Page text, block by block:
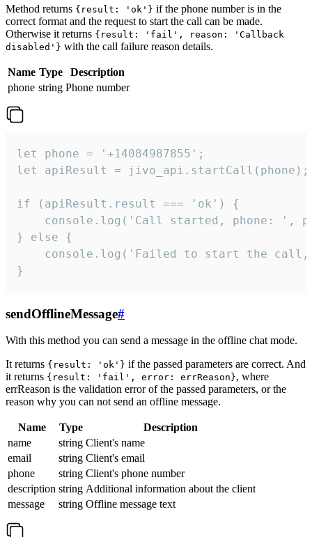
Method returns {result: 'ok'} if the phone number is in the
correct format and the request to start the call can be made.
Otherwise it returns {result: 'fail', reason: 'Callback
disabled'} with the call failure reason details.
Name Type
Description
phone string Phone number
let phone = '+14084987855';
let apiResult = jivo_api.startCall(phone);
if (apiResult.result === 'ok') {
console.log('Call started, phone: ',
} else {
console.log('Failed to start the
}
sendOfflineMessage#
With this method you can send a message in the offline chat mode.
It returns {result: 'ok'} if the passed parameters are correct. And
it returns {result: 'fail', error: errReason}, where
errReason is the validation error of the passed parameters, or the
reason why you can not send an offline message.
Name Type
Description
name
string Client's name
email
string Client's email
phone
string Client's phone number
description string Additional information about the client
message
string Offline message text